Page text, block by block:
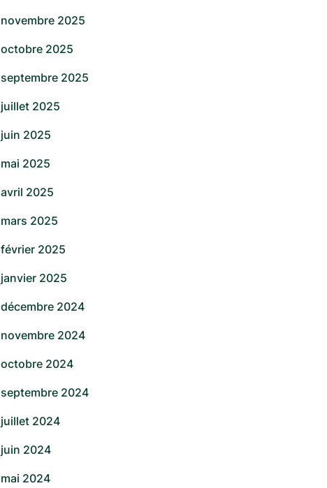
novembre 2025
octobre 2025
septembre 2025
juillet 2025
juin 2025
mai 2025
avril 2025
mars 2025
février 2025
janvier 2025
décembre 2024
novembre 2024
octobre 2024
septembre 2024
juillet 2024
juin 2024
mai 2024